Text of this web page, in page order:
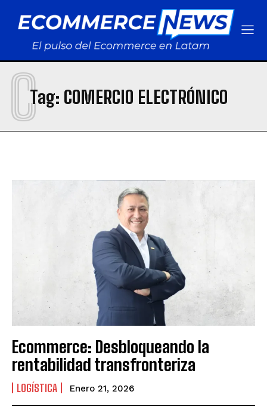
Tag: COMERCIO ELECTRÓNICO
C
Ecommerce: Desbloqueando la
rentabilidad transfronteriza
LOGÍSTICA Enero 21, 2026